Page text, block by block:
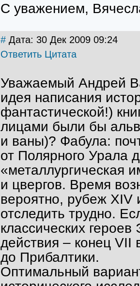
С уважением,
# Дата: 30 Дек 2009 09:24
Ответить Цитата
Уважаемый Андрей
идея написания
фантастической!)
лицами были бы
и ваны)? Фабула:
от Полярного Урала
«металлургическая
и цвергов. Время
вероятно, рубеж
отследить трудно.
классических
действия – конец VII
до Прибалтики.
Оптимальный